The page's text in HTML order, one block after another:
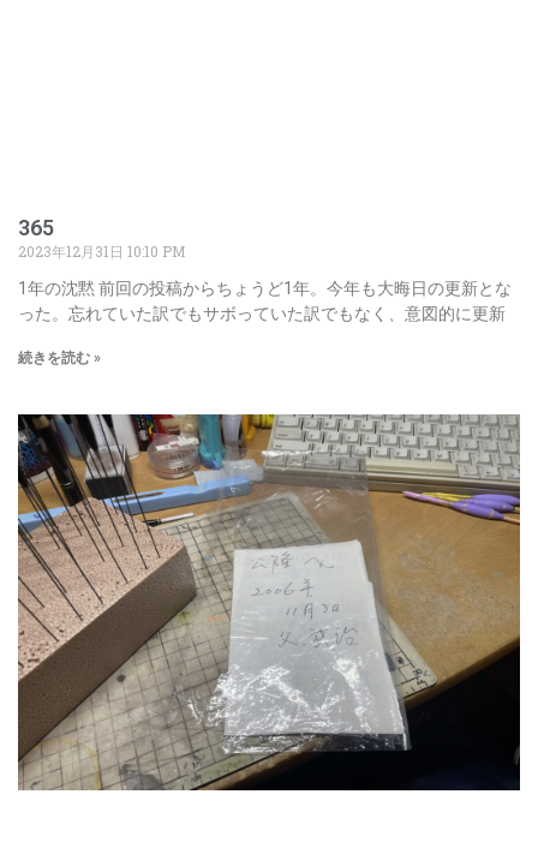
365
2023年12月31日 10:10 PM
1年の沈黙 前回の投稿からちょうど1年。今年も大晦日の更新とな
った。忘れていた訳でもサボっていた訳でもなく、意図的に更新
続きを読む »